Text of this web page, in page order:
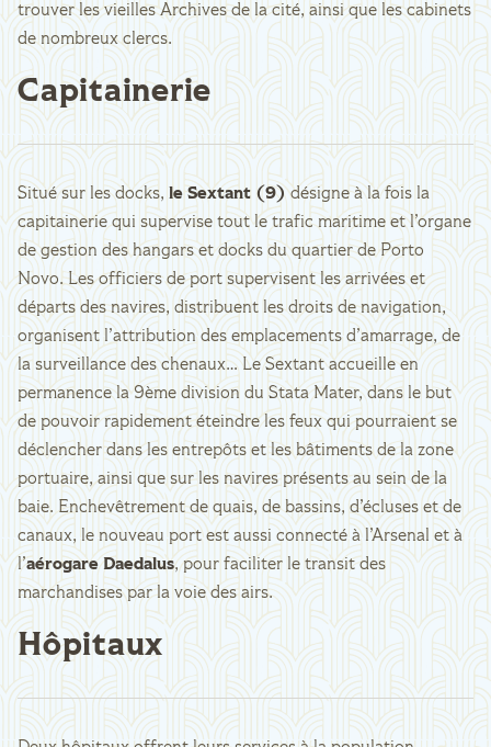
trouver les vieilles Archives de la cité, ainsi que les cabinets
de nombreux clercs.
Capitainerie
Situé sur les docks, le Sextant (9)désigne à la fois la
capitainerie qui supervise tout le trafic maritime et l’organe
de gestion des hangars et docks du quartier de Porto
Novo. Les officiers de port supervisent les arrivées et
départs des navires, distribuent les droits de navigation,
organisent l’attribution des emplacements d’amarrage, de
la surveillance des chenaux… Le Sextant accueille en
permanence la 9ème division du Stata Mater, dans le but
de pouvoir rapidement éteindre les feux qui pourraient se
déclencher dans les entrepôts et les bâtiments de la zone
portuaire, ainsi que sur les navires présents au sein de la
baie. Enchevêtrement de quais, de bassins, d’écluses et de
canaux, le nouveau port est aussi connecté à l’Arsenal et à
l’aérogare Daedalus, pour faciliter le transit des
marchandises par la voie des airs.
Hôpitaux